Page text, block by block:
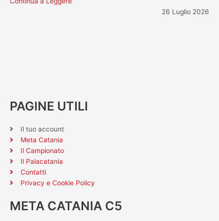
26 Luglio 2026
PAGINE UTILI
Il tuo account
Meta Catania
Il Campionato
Il Palacatania
Contatti
Privacy e Cookie Policy
META CATANIA C5